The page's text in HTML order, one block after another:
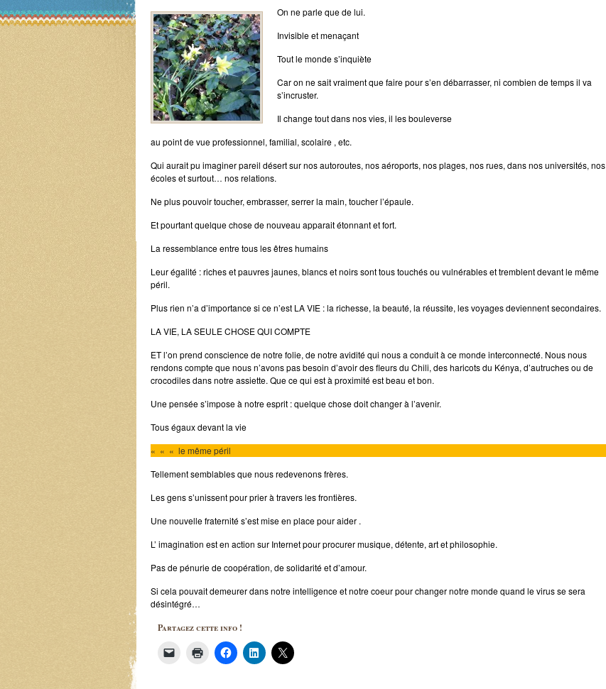
On ne parle que de lui.
Invisible et menaçant
Tout le monde s’inquiète
Car on ne sait vraiment que faire pour s’en débarrasser, ni combien de temps il va
s’incruster.
Il change tout dans nos vies, il les bouleverse
au point de vue professionnel, familial, scolaire , etc.
Qui aurait pu imaginer pareil désert sur nos autoroutes, nos aéroports, nos plages, nos rues, dans nos universités, nos
écoles et surtout… nos relations.
Ne plus pouvoir toucher, embrasser, serrer la main, toucher l’épaule.
Et pourtant quelque chose de nouveau apparait étonnant et fort.
La ressemblance entre tous les êtres humains
Leur égalité : riches et pauvres jaunes, blancs et noirs sont tous touchés ou vulnérables et tremblent devant le même
péril.
Plus rien n’a d’importance si ce n’est LA VIE : la richesse, la beauté, la réussite, les voyages deviennent secondaires.
LA VIE, LA SEULE CHOSE QUI COMPTE
ET l’on prend conscience de notre folie, de notre avidité qui nous a conduit à ce monde interconnecté. Nous nous
rendons compte que nous n’avons pas besoin d’avoir des fleurs du Chili, des haricots du Kénya, d’autruches ou de
crocodiles dans notre assiette. Que ce qui est à proximité est beau et bon.
Une pensée s’impose à notre esprit : quelque chose doit changer à l’avenir.
Tous égaux devant la vie
« « « le même péril
Tellement semblables que nous redevenons frères.
Les gens s’unissent pour prier à travers les frontières.
Une nouvelle fraternité s’est mise en place pour aider .
L’ imagination est en action sur Internet pour procurer musique, détente, art et philosophie.
Pas de pénurie de coopération, de solidarité et d’amour.
Si cela pouvait demeurer dans notre intelligence et notre coeur pour changer notre monde quand le virus se sera
désintégré…
Partagez cette info !